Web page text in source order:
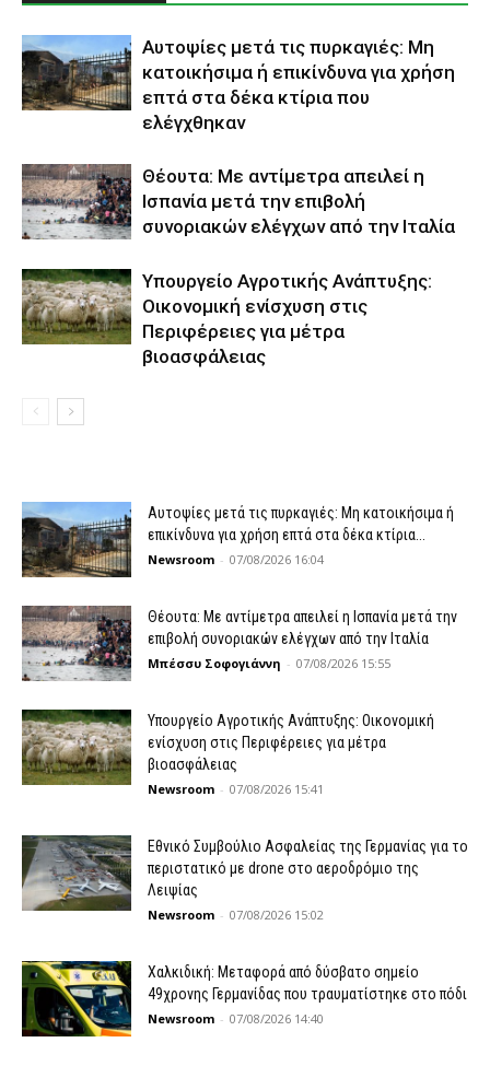
Αυτοψίες μετά τις πυρκαγιές: Μη
κατοικήσιμα ή επικίνδυνα για χρήση
επτά στα δέκα κτίρια που
ελέγχθηκαν
Θέουτα: Με αντίμετρα απειλεί η
Ισπανία μετά την επιβολή
συνοριακών ελέγχων από την Ιταλία
Υπουργείο Αγροτικής Ανάπτυξης:
Οικονομική ενίσχυση στις
Περιφέρειες για μέτρα
βιοασφάλειας
Αυτοψίες μετά τις πυρκαγιές: Μη κατοικήσιμα ή
επικίνδυνα για χρήση επτά στα δέκα κτίρια...
Newsroom - 07/08/2026 16:04
Θέουτα: Με αντίμετρα απειλεί η Ισπανία μετά την
επιβολή συνοριακών ελέγχων από την Ιταλία
Μπέσσυ Σοφογιάννη - 07/08/2026 15:55
Υπουργείο Αγροτικής Ανάπτυξης: Οικονομική
ενίσχυση στις Περιφέρειες για μέτρα
βιοασφάλειας
Newsroom - 07/08/2026 15:41
Εθνικό Συμβούλιο Ασφαλείας της Γερμανίας για το
περιστατικό με drone στο αεροδρόμιο της
Λειψίας
Newsroom - 07/08/2026 15:02
Χαλκιδική: Μεταφορά από δύσβατο σημείο
49χρονης Γερμανίδας που τραυματίστηκε στο πόδι
Newsroom - 07/08/2026 14:40